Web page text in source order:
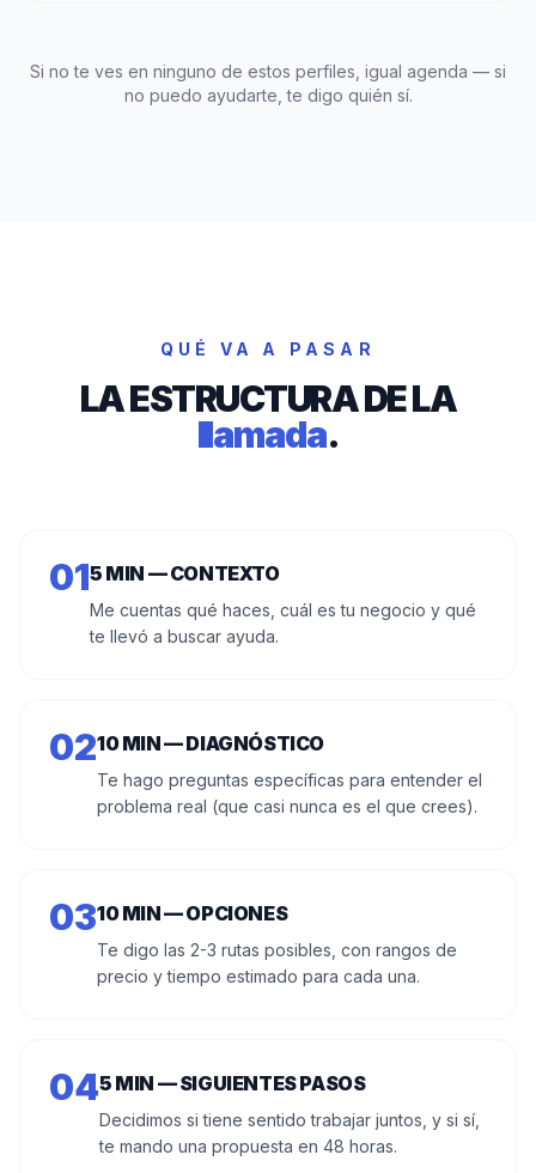
Si no te ves en ninguno de estos perfiles, igual agenda — si
no puedo ayudarte, te digo quién sí.
QUÉ VA A PASAR
LA ESTRUCTURA DE LA
llamada.
015 MIN — CONTEXTO
Me cuentas qué haces, cuál es tu negocio y qué
te llevó a buscar ayuda.
0210 MIN — DIAGNÓSTICO
Te hago preguntas específicas para entender el
problema real (que casi nunca es el que crees).
0310 MIN — OPCIONES
Te digo las 2-3 rutas posibles, con rangos de
precio y tiempo estimado para cada una.
045 MIN — SIGUIENTES PASOS
Decidimos si tiene sentido trabajar juntos, y si sí,
te mando una propuesta en 48 horas.